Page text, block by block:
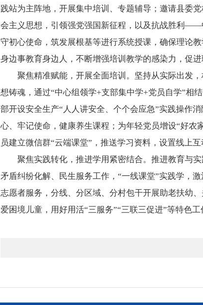
践站为主阵地，开展集中培训、专题辅导；邀请县委
会主义思想，引领强党强国新征程，以及抗战胜利
守初心使命，筑发展根基等进行系统授课，确保理论
身边事教育身边人，不断增强培训教学的感染力，促
聚焦精准赋能，开展全面培训。坚持从实际出发
想铸魂，通过“中心组领学+支部集中学+党员自学”相
部开设安全生产“人人讲安全、个个会应急”实践操作
心、牢记使命，健康养生课程；为年轻党员增设“好农
员建立微信群“云端课堂”，推送学习资料，设置线上
聚焦实践转化，推进学用紧密结合。推进教育与
矛盾纠纷化解、民生服务工作，“一线课堂”实践学，
志愿者服务，分线、分区域、分村包干开展助老扶幼
爱困境儿童，用好用活“三服务”“三联三促进”等特色